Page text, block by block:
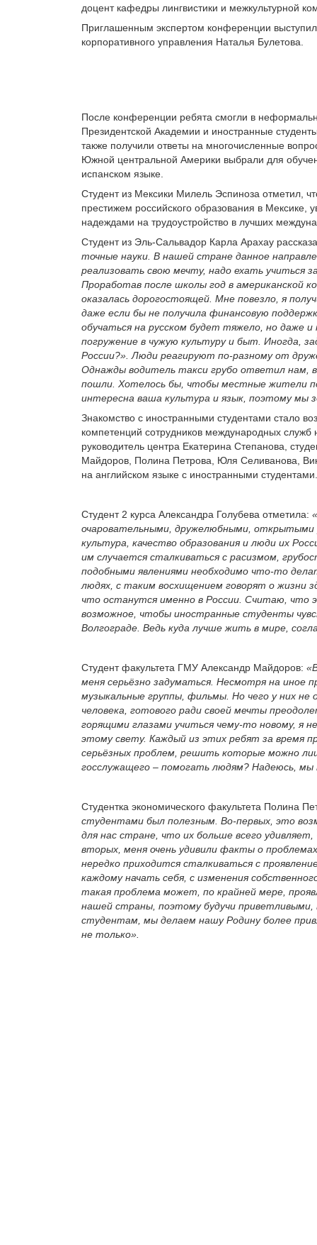
доцент кафедры лингвистики и межкультурной
Приглашенным экспертом конференции
корпоративного управления Наталья Булетова.
После конференции ребята смогли в
Президентской Академии и иностранные
также получили ответы на многочисленные
Южной центральной Америки выбрали для
испанском языке.
Студент из Мексики Милель Эспиноза отметил,
престижем российского образования в Мексике,
надеждами на трудоустройство в лучших
Студент из Эль-Сальвадор Карла Арахау
точные науки. В нашей стране данное
реализовать свою мечту, надо ехать учиться
Проработав после школы год в американской
оказалась дорогостоящей. Мне повезло, я
даже если бы не получила финансовую
обучаться на русском будет тяжело, но даже
погружение в чужую культуру и быт. Иногда,
России?». Люди реагируют по-разному от
Однажды водитель такси грубо ответил нам,
пошли. Хотелось бы, чтобы местные жители
интересна ваша культура и язык, поэтому мы
Знакомство с иностранными студентами стало
компетенций сотрудников международных
руководитель центра Екатерина Степанова,
Майдоров, Полина Петрова, Юля Селиванова,
на английском языке с иностранными студентами.
Студент 2 курса Александра Голубева отметила:
очаровательными, дружелюбными, открытыми
культура, качество образования и люди их
им случается сталкиваться с расизмом,
подобными явлениями необходимо что-то
людях, с таким восхищением говорят о жизни
что останутся именно в России. Считаю, что
возможное, чтобы иностранные студенты
Волгограде. Ведь куда лучше жить в мире,
Студент факультета ГМУ Александр Майдоров:
меня серьёзно задуматься. Несмотря на иное
музыкальные группы, фильмы. Но чего у них
человека, готового ради своей мечты
горящими глазами учиться чему-то новому, я
этому свету. Каждый из этих ребят за время
серьёзных проблем, решить которые можно
госслужащего – помогать людям? Надеюсь, мы
Студентка экономического факультета Полина
студентами был полезным. Во-первых, это
для нас стране, что их больше всего
вторых, меня очень удивили факты о
нередко приходится сталкиваться с
каждому начать себя, с изменения
такая проблема может, по крайней мере,
нашей страны, поэтому будучи
студентам, мы делаем нашу Родину более
не только».